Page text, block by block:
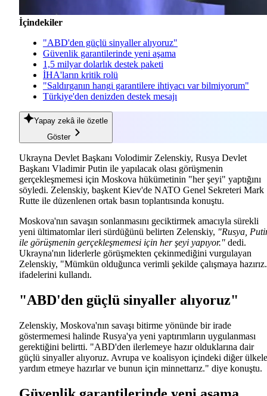
İçindekiler
"ABD'den güçlü sinyaller alıyoruz"
Güvenlik garantilerinde yeni aşama
1,5 milyar dolarlık destek paketi
İHA'ların kritik rolü
"Saldırganın hangi garantilere ihtiyacı var bilmiyorum"
Türkiye'den denizden destek mesajı
Yapay zekâ ile özetle
Göster
Ukrayna Devlet Başkanı Volodimir Zelenskiy, Rusya Devlet
Başkanı Vladimir Putin ile yapılacak olası görüşmenin
gerçekleşmemesi için Moskova hükümetinin "her şeyi" yaptığını
söyledi. Zelenskiy, başkent Kiev'de NATO Genel Sekreteri Mark
Rutte ile düzenlenen ortak basın toplantısında konuştu.
Moskova'nın savaşın sonlanmasını geciktirmek amacıyla sürekli
yeni ültimatomlar ileri sürdüğünü belirten Zelenskiy, "Rusya,
ile görüşmenin gerçekleşmemesi için her şeyi yapıyor." dedi.
Ukrayna'nın liderlerle görüşmekten çekinmediğini vurgulayan
Zelenskiy, "Mümkün olduğunca verimli şekilde çalışmaya
ifadelerini kullandı.
"ABD'den güçlü sinyaller alıyoruz"
Zelenskiy, Moskova'nın savaşı bitirme yönünde bir irade
göstermemesi halinde Rusya'ya yeni yaptırımların uygulanması
gerektiğini belirtti. "ABD'den ilerlemeye hazır olduklarına dair
güçlü sinyaller alıyoruz. Avrupa ve koalisyon içindeki diğer
yardım etmeye hazırlar ve bunun için minnettarız." diye konuştu.